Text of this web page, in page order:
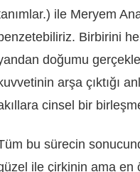
ile Meryem
Birbirini
doğumu
arşa çıktığı
cinsel bir
bu sürecin
ile çirkinin ama en